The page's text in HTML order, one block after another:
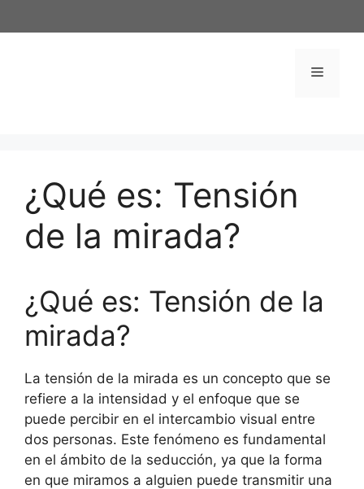
al
Menú
¿Qué es: Tensión
de la mirada?
¿Qué es: Tensión de la
mirada?
La tensión de la mirada es un concepto que se
refiere a la intensidad y el enfoque que se
puede percibir en el intercambio visual entre
dos personas. Este fenómeno es fundamental
en el ámbito de la seducción, ya que la forma
en que miramos a alguien puede transmitir una